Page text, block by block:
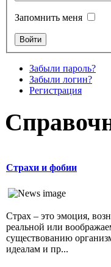
Запомнить меня
Забыли пароль?
Забыли логин?
Регистрация
Страхи и фобии
Страх – это эмоция,
реальной или
существованию
идеалам и пр...